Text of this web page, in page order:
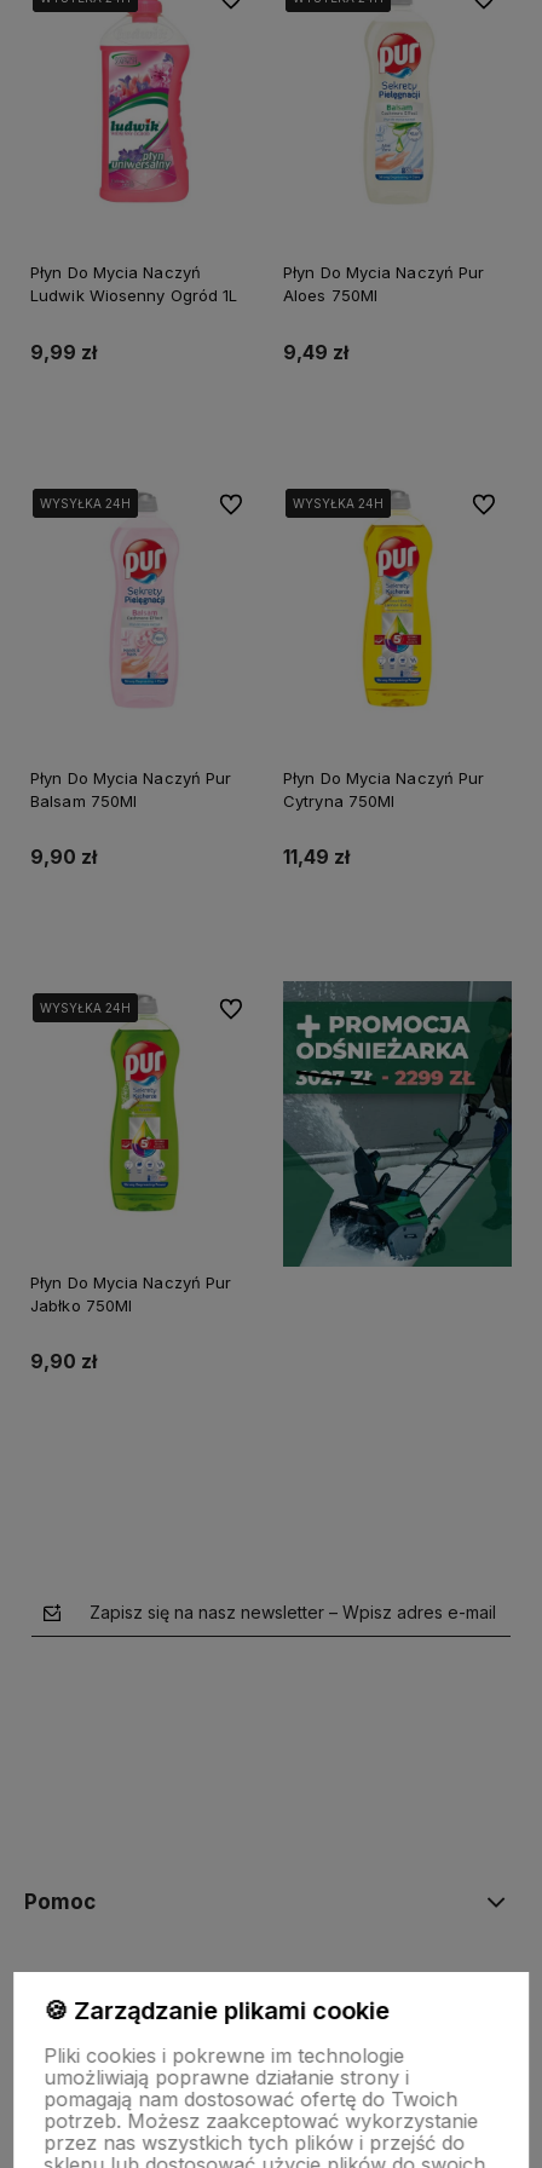
Płyn Do Mycia Naczyń
Ludwik Wiosenny Ogród 1L
9,99 zł
Płyn Do Mycia Naczyń Pur
Aloes 750Ml
9,49 zł
WYSYŁKA 24H
WYSYŁKA 24H
WYSYŁKA 24H
Płyn Do Mycia Naczyń Pur
Balsam 750Ml
9,90 zł
Do ulubionychWYSYŁKA 24H
WYSYŁKA 24H
WYSYŁKA 24H
Płyn Do Mycia Naczyń Pur
Cytryna 750Ml
11,49 zł
Do
WYSYŁKA 24H
WYSYŁKA 24H
Płyn Do Mycia Naczyń Pur
Jabłko 750Ml
9,90 zł
Do ulubionych
Zapisz się na nasz newsletter – Wpisz adres e-mail
Pomoc
Płatności i dostawa
Informacje
🍪 Zarządzanie plikami cookie
Pliki cookies i pokrewne im technologie
umożliwiają poprawne działanie strony i
pomagają nam dostosować ofertę do Twoich
potrzeb. Możesz zaakceptować wykorzystanie
przez nas wszystkich tych plików i przejść do